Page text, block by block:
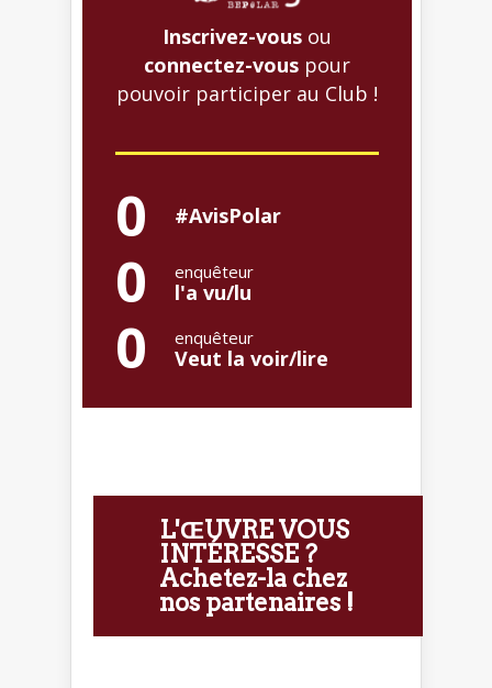
Inscrivez-vous ou
connectez-vous pour
pouvoir participer au Club !
0 #AvisPolar
0 enquêteur
l'a vu/lu
0 enquêteur
Veut la voir/lire
L'ŒUVRE VOUS
INTÉRESSE ?
Achetez-la chez
nos partenaires !